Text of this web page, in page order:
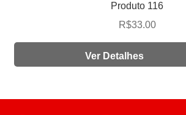
Produto 116
R$33.00
Ver Detalhes